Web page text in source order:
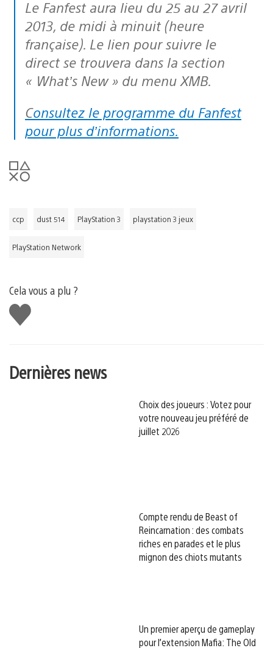
Le Fanfest aura lieu du 25 au 27 avril
2013, de midi à minuit (heure
française). Le lien pour suivre le
direct se trouvera dans la section
« What’s New » du menu XMB.
Consultez le programme du Fanfest
pour plus d’informations.
ccp dust 514 PlayStation 3 playstation 3 jeux
PlayStation Network
Cela vous a plu ?
J'aime
Dernières news
Choix des joueurs : Votez pour
votre nouveau jeu préféré de
juillet 2026
Compte rendu de Beast of
Reincarnation : des combats
riches en parades et le plus
mignon des chiots mutants
Un premier aperçu de gameplay
pour l’extension Mafia: The Old